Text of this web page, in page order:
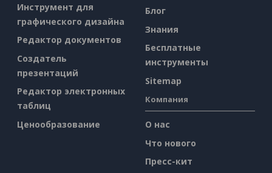
Инструмент для
графического дизайна
Редактор документов
Создатель
презентаций
Редактор электронных
таблиц
Ценообразование
Блог
Знания
Бесплатные
инструменты
Sitemap
Компания
О нас
Что нового
Пресс-кит